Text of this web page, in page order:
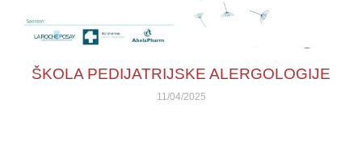
ŠKOLA PEDIJATRIJSKE ALERGOLOGIJE
11/04/2025